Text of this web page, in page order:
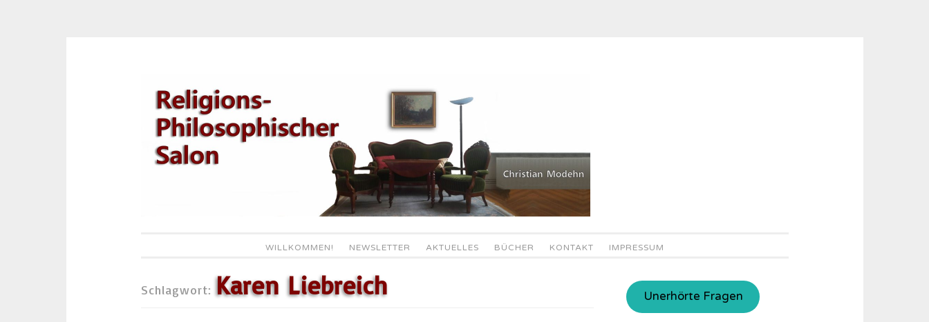
Inhalt
springen
WILLKOMMEN! NEWSLETTER AKTUELLES BÜCHER KONTAKT IMPRESSUM
Schlagwort: Karen Liebreich Unerhörte Fragen